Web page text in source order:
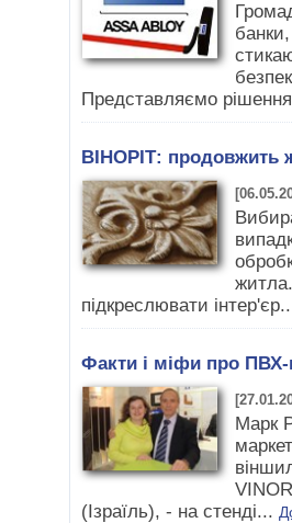
Представляємо
ВІНОРІТ: продовжить
підкреслювати
Факти і міфи про ПВХ-
Марк
(Ізраїль), - на стенді...